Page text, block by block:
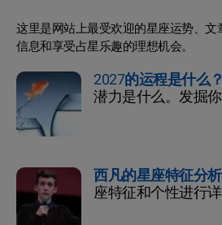
这里是网站上最受欢迎的星座运势、
信息和享受占星乐趣的理想机会。
2027的运程是什么？
潜力是什么。发掘
西凡的星座特征分析
座特征和个性进行详